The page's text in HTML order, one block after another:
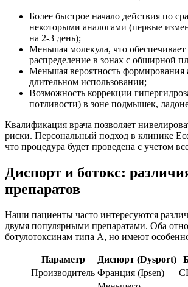
Более быстрое начало действия по
некоторыми аналогами (первые
на 2-3 день);
Меньшая молекула, что
распределение в зонах с обширной
Меньшая вероятность формирования
длительном использовании;
Возможность коррекции
потливости) в зоне подмышек,
Квалификация врача позволяет
риски. Персональный подход в клинике
что процедура будет проведена с учетом
Диспорт и ботокс:
препаратов
Наши пациенты часто интересуются
двумя популярными препаратами. Оба
ботулотоксинам типа А, но имеют
Параметр Диспорт (Dysport)
Производитель Франция (Ipsen)